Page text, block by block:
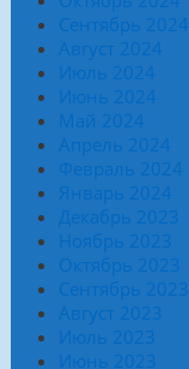
Сентябрь 2024
Август 2024
Июль 2024
Июнь 2024
Май 2024
Апрель 2024
Февраль 2024
Январь 2024
Декабрь 2023
Ноябрь 2023
Октябрь 2023
Сентябрь 2023
Август 2023
Июль 2023
Июнь 2023